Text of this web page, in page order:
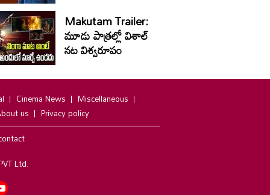
Makutam Trailer:
మూడు పాత్రల్లో విశాల్
నట విశ్వరూపం
Cinema News
Miscellaneous
us
Privacy policy
Ltd.